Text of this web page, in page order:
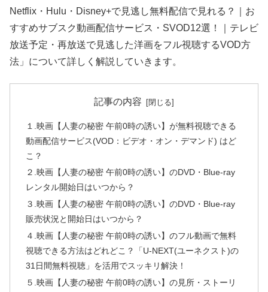
Netflix・Hulu・Disney+で見逃し無料配信で見れる？｜お
すすめサブスク動画配信サービス・SVOD12選！｜テレビ
放送予定・再放送で見逃した洋画をフル視聴するVOD方
法」について詳しく解説していきます。
記事の内容
１.映画【人妻の秘密 午前0時の誘い】が無料視聴できる
動画配信サービス(VOD：ビデオ・オン・デマンド) はど
こ？
２.映画【人妻の秘密 午前0時の誘い】のDVD・Blue-ray
レンタル開始日はいつから？
３.映画【人妻の秘密 午前0時の誘い】のDVD・Blue-ray
販売状況と開始日はいつから？
４.映画【人妻の秘密 午前0時の誘い】のフル動画で無料
視聴できる方法はどれどこ？「U-NEXT(ユーネクスト)の
31日間無料視聴」を活用でスッキリ解決！
５.映画【人妻の秘密 午前0時の誘い】の見所・ストーリ